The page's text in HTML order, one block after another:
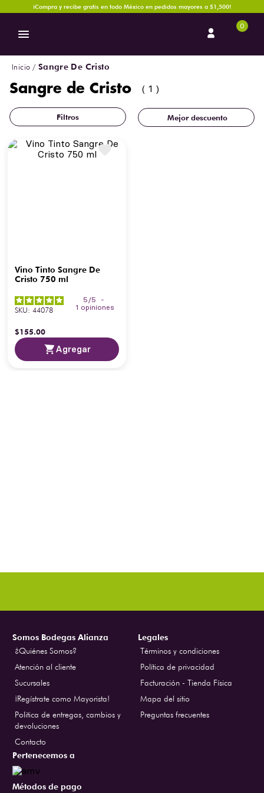
¡Compra y recibe gratis en todo México en pedidos mayores a $1,500!
0
Sangre De Cristo
Sangre de Cristo 1
Mejor descuento
Vino Tinto Sangre De
Cristo 750 ml
5 /5
-
1 opiniones
SKU: 44078
$155.00
Agregar
Somos Bodegas Alianza
¿Quiénes Somos?
Atención al cliente
Sucursales
¡Regístrate como Mayorista!
Politica de entregas, cambios y
devoluciones
Contacto
Legales
Términos y condiciones
Política de privacidad
Facturación - Tienda Física
Mapa del sitio
Preguntas frecuentes
Pertenecemos a
Métodos de pago